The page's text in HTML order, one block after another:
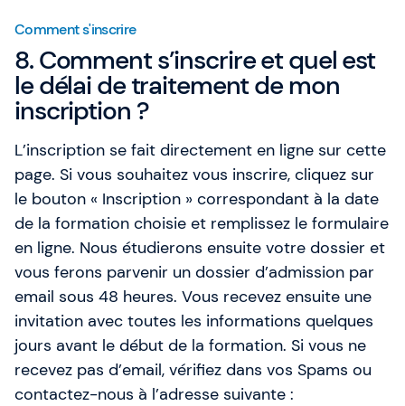
Comment s'inscrire
8. Comment s’inscrire et quel est
le délai de traitement de mon
inscription ?
L’inscription se fait directement en ligne sur cette
page. Si vous souhaitez vous inscrire, cliquez sur
le bouton « Inscription » correspondant à la date
de la formation choisie et remplissez le formulaire
en ligne. Nous étudierons ensuite votre dossier et
vous ferons parvenir un dossier d’admission par
email sous 48 heures. Vous recevez ensuite une
invitation avec toutes les informations quelques
jours avant le début de la formation. Si vous ne
recevez pas d’email, vérifiez dans vos Spams ou
contactez-nous à l’adresse suivante :